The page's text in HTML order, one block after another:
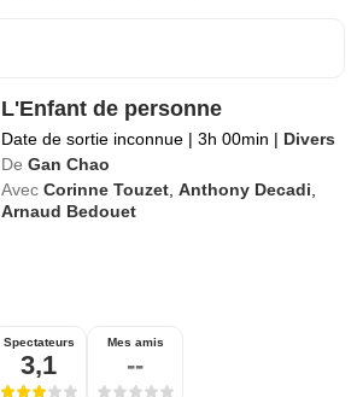
L'Enfant de personne
Date de sortie inconnue | 3h 00min | Divers
De Gan Chao
Avec Corinne Touzet ,Anthony Decadi
Arnaud Bedouet
Spectateurs
3,1
Mes amis
--